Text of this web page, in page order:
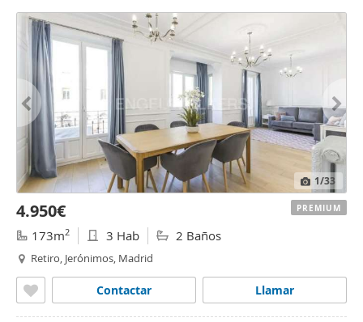
1/33
4.950€
173m2 3 Hab 2 Baños
Retiro, Jerónimos, Madrid
Llamar
Contactar
PREMIUM